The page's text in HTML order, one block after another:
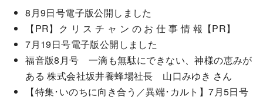
8月9日号電子版公開しました
【PR】ク リ ス チ ャ ン の お 仕 事 情 報【PR】
7月19日号電子版公開しました
福音版8月号 一滴も無駄にできない、神様の恵みが
ある 株式会社坂井養蜂場社長 山口みゆき さん
【特集･いのちに向き合う／異端･カルト】7月5日号